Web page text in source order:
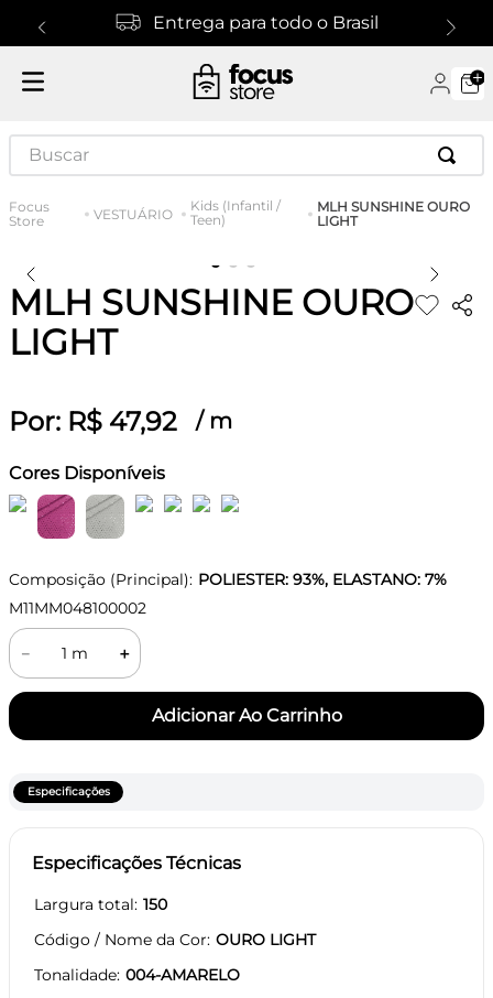
Entrega para todo o Brasil
Buscar
VESTUÁRIO
Kids (Infantil /
Teen)
MLH SUNSHINE OURO
LIGHT
MLH SUNSHINE OURO
LIGHT
Por: R$ 47,92 / m
Cores Disponíveis
Composição (Principal): POLIESTER: 93%, ELASTANO: 7%
M11MM048100002
＋
－
Especificações
Especificações Técnicas
Largura total 150
Código / Nome da Cor OURO LIGHT
Tonalidade 004-AMARELO